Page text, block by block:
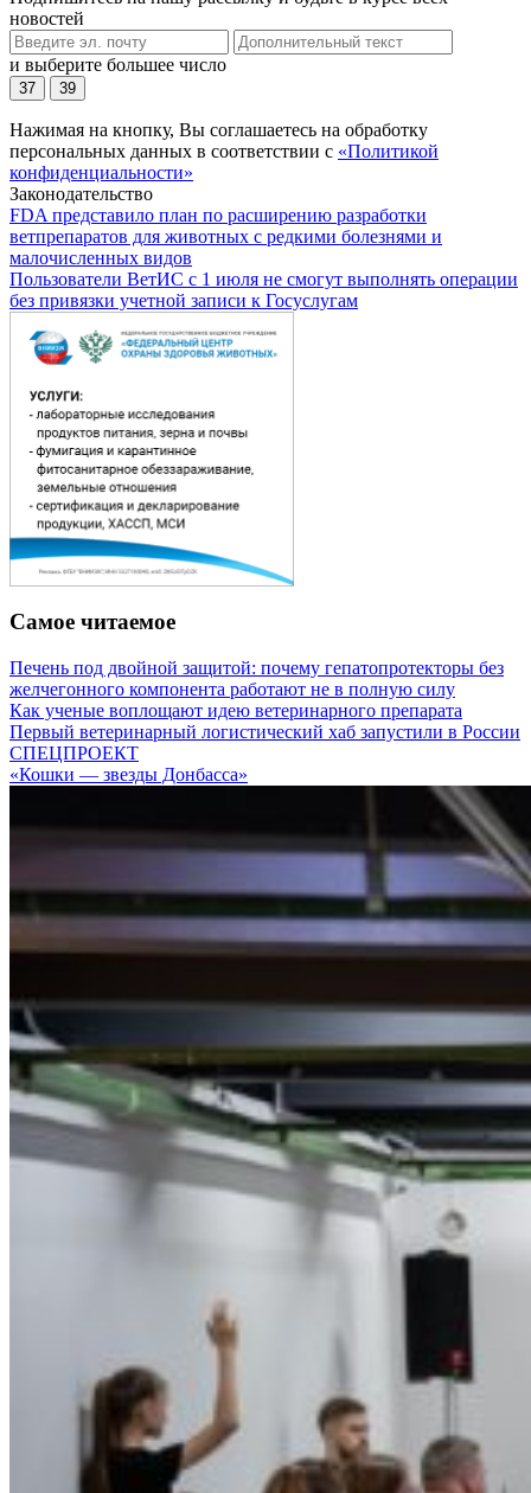
новостей
и выберите большее число
37 39
Нажимая на кнопку, Вы соглашаетесь на обработку
персональных данных в соответствии с «Политикой
конфиденциальности»
Законодательство
FDA представило план по расширению разработки
ветпрепаратов для животных с редкими болезнями и
малочисленных видов
Пользователи ВетИС с 1 июля не смогут выполнять операции
без привязки учетной записи к Госуслугам
Самое читаемое
Печень под двойной защитой: почему гепатопротекторы без
желчегонного компонента работают не в полную силу
Как ученые воплощают идею ветеринарного препарата
Первый ветеринарный логистический хаб запустили в России
СПЕЦПРОЕКТ
«Кошки — звезды Донбасса»